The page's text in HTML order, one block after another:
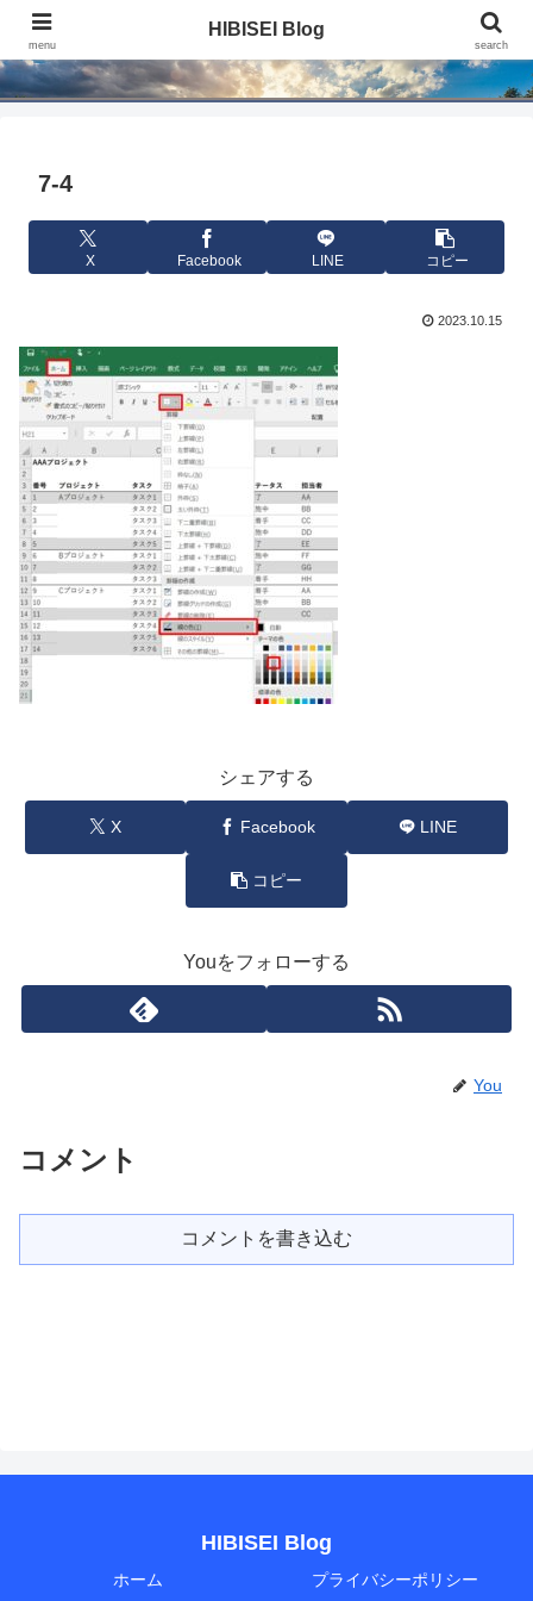
HIBISEI Blog
7-4
X Facebook LINE コピー
2023.10.15
シェアする
X Facebook LINE
コピー
Youをフォローする
You
コメント
コメントを書き込む
HIBISEI Blog
ホーム プライバシーポリシー
menu
HIBISEI Blog
search